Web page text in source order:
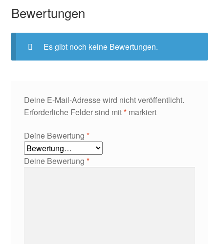
Bewertungen
Es gibt noch keine Bewertungen.
Deine E-Mail-Adresse wird nicht veröffentlicht.
Erforderliche Felder sind mit*markiert
Deine Bewertung *
Deine Bewertung *